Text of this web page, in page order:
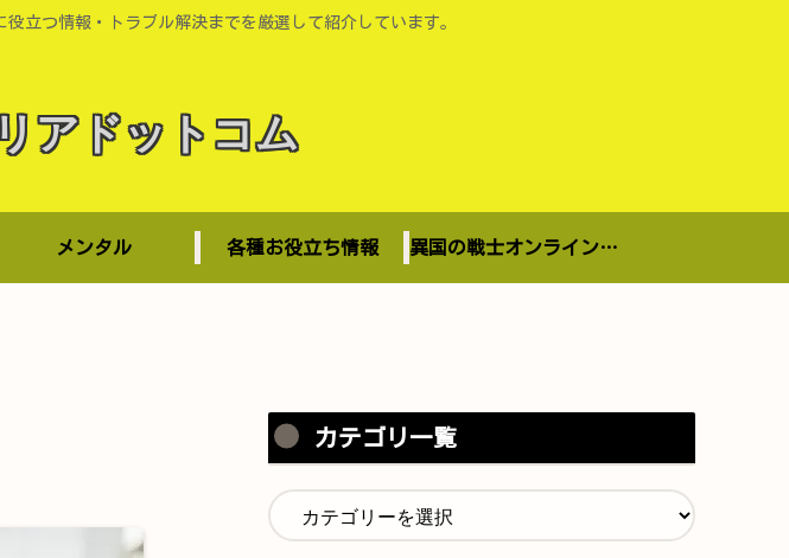
立つ情報・トラブル解決までを厳選して紹介しています。
アドットコム
メンタル 各種お役立ち情報 異国の戦士オンラインショップ
カテゴリ一覧